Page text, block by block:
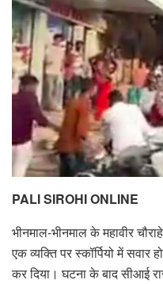
PALI SIROHI ONLINE
भीनमाल-भीनमाल के महावीर
एक व्यक्ति पर स्कॉर्पियो में
कर दिया। घटना के बाद सीआई